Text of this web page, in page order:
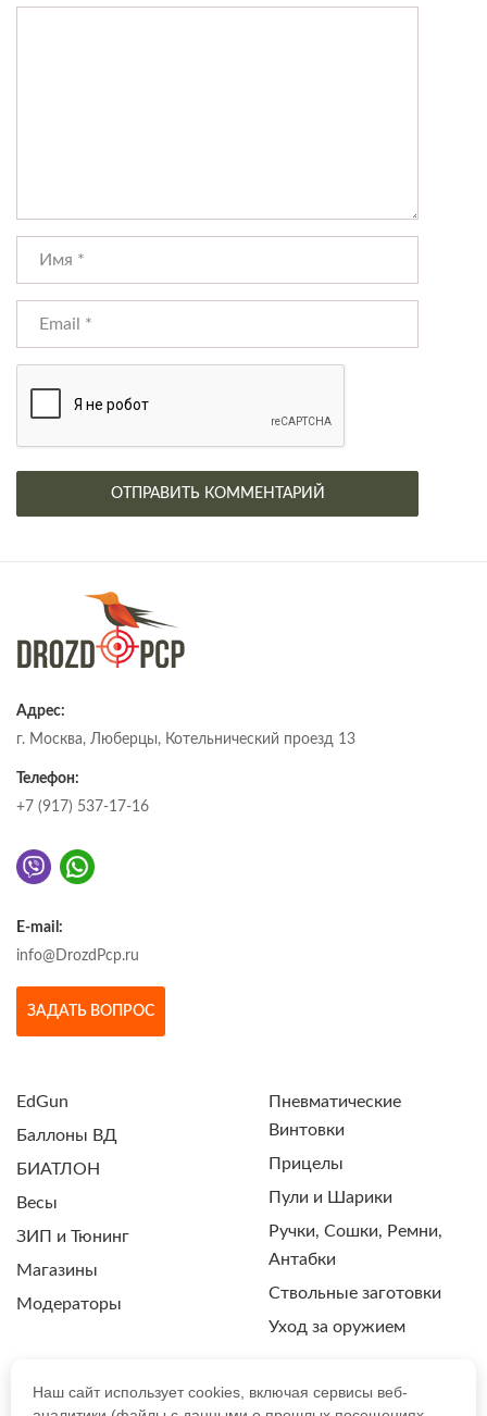
Адрес:
г. Москва, Люберцы, Котельнический проезд 13
Телефон:
+7 (917) 537-17-16
E-mail:
info@DrozdPcp.ru
ЗАДАТЬ ВОПРОС
EdGun
Баллоны ВД
БИАТЛОН
Весы
ЗИП и Тюнинг
Магазины
Модераторы
Пневматические
Винтовки
Прицелы
Пули и Шарики
Ручки, Сошки, Ремни,
Антабки
Ствольные заготовки
Уход за оружием
Наш сайт использует cookies, включая сервисы веб-